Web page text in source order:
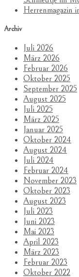
Herrenmagazin
Archiv
Juli 2026
März 2026
Februar 2026
Oktober 2025
September 2025
August 2025
Juli 2025
März 2025
Januar 2025
Oktober 2024
August 2024
Juli 2024
Februar 2024
November 2023
Oktober 2023
August 2023
Juli 2023
Juni 2023
Mai 2023
April 2023
März 2023
Februar 2023
Oktober 2022